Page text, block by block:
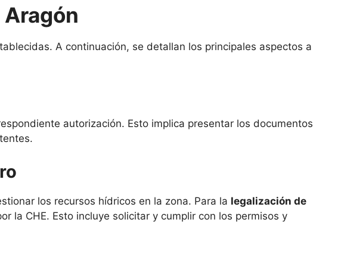
A continuación, se detallan los principales aspectos a
autorización. Esto implica presentar los documentos
los recursos hídricos en la zona. Para la legalización de
la CHE. Esto incluye solicitar y cumplir con los permisos y